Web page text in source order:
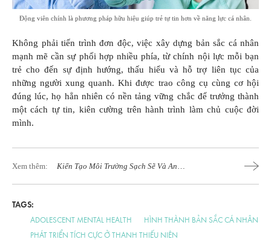
Động viên chính là phương pháp hữu hiệu giúp trẻ tự tin hơn về năng lực cá nhân.
Không phải tiến trình đơn độc, việc xây dựng bản sắc cá nhân
mạnh mẽ cần sự phối hợp nhiều phía, từ chính nội lực mỗi bạn
trẻ cho đến sự định hướng, thấu hiểu và hỗ trợ liên tục của
những người xung quanh. Khi được trao công cụ cùng cơ hội
đúng lúc, họ hẳn nhiên có nền tảng vững chắc để trưởng thành
một cách tự tin, kiên cường trên hành trình làm chủ cuộc đời
mình.
Xem thêm:
Kiến Tạo Môi Trường Sạch Sẽ Và An
TAGS:
ADOLESCENT MENTAL HEALTH
HÌNH THÀNH BẢN SẮC CÁ NHÂN
PHÁT TRIỂN TÍCH CỰC Ở THANH THIẾU NIÊN